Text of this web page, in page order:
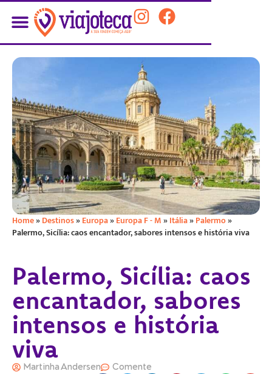
Home»Destinos»Europa»Europa F - M»Itália»Palermo»
Palermo, Sicília: caos encantador, sabores intensos e história viva
Palermo, Sicília: caos
encantador, sabores
intensos e história
viva
Martinha Andersen Comente